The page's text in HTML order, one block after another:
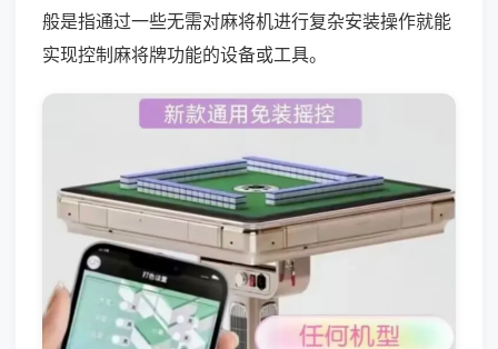
般是指通过一些无需对麻将机进行复杂安装操作就能
实现控制麻将牌功能的设备或工具。